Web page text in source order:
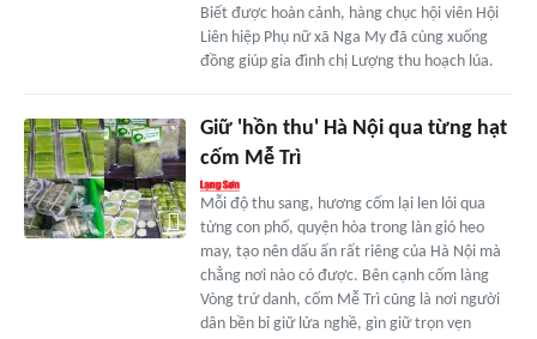
Biết được hoàn cảnh, hàng chục hội viên Hội
Liên hiệp Phụ nữ xã Nga My đã cùng xuống
đồng giúp gia đình chị Lượng thu hoạch lúa.
Giữ 'hồn thu' Hà Nội qua từng hạt
cốm Mễ Trì
Mỗi độ thu sang, hương cốm lại len lỏi qua
từng con phố, quyện hòa trong làn gió heo
may, tạo nên dấu ấn rất riêng của Hà Nội mà
chẳng nơi nào có được. Bên cạnh cốm làng
Vòng trứ danh, cốm Mễ Trì cũng là nơi người
dân bền bỉ giữ lửa nghề, gìn giữ trọn vẹn